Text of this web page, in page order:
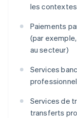
les
Paiements
(par
au secteur)
Services
Services de
transferts